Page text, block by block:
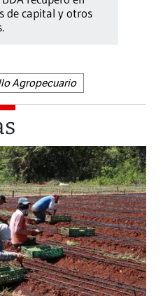
de capital y otros
Agropecuario